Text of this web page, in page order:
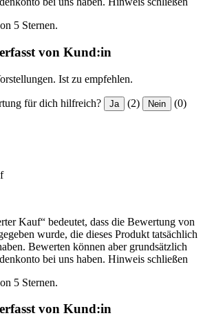
5 Sternen.
von Kund:in
Ist zu empfehlen.
für dich hilfreich? Ja (2) Nein (0)
Kauf“ bedeutet, dass die Bewertung von
wurde, die dieses Produkt tatsächlich
Bewerten können aber grundsätzlich
bei uns haben. Hinweis schließen
5 Sternen.
von Kund:in